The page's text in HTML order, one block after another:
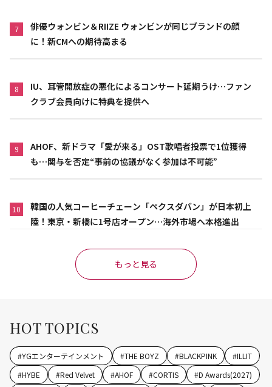
7
俳優ウォンビン＆RIIZE ウォンビンが同じブランドの顔
に！新CMへの期待高まる
8
IU、耳管開放症の悪化によるコンサート延期うけ…ファン
クラブ会員向けに特典を提供へ
9
AHOF、新ドラマ「愛が来る」OST歌唱者投票で1位獲得
も…関与を否定“事前の協議がなく参加は不可能”
10
韓国の人気コーヒーチェーン「ペクスダバン」が日本初上
陸！東京・新橋に1号店オープン…海外市場へ本格進出
もっと見る
HOT TOPICS
#YGエンターテインメント #THE BOYZ #BLACKPINK #ILLIT
#HYBE #Red Velvet #AHOF #CORTIS #D Awards(2027)